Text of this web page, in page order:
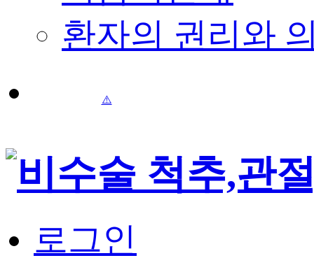
환자의 권리와
로그인